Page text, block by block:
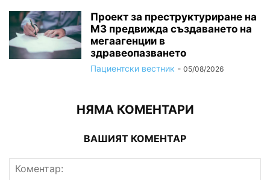
Проект за преструктуриране на
МЗ предвижда създаването на
мегаагенции в
здравеопазването
Пациентски вестник - 05/08/2026
НЯМА КОМЕНТАРИ
ВАШИЯТ КОМЕНТАР